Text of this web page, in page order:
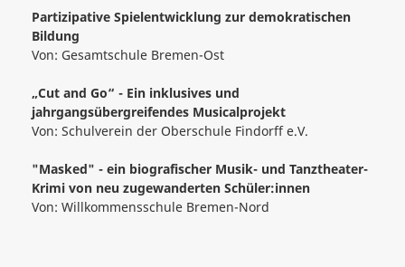
Partizipative Spielentwicklung zur demokratischen
Bildung
Von: Gesamtschule Bremen-Ost
„Cut and Go“ - Ein inklusives und
jahrgangsübergreifendes Musicalprojekt
Von: Schulverein der Oberschule Findorff e.V.
"Masked" - ein biografischer Musik- und Tanztheater-
Krimi von neu zugewanderten Schüler:innen
Von: Willkommensschule Bremen-Nord